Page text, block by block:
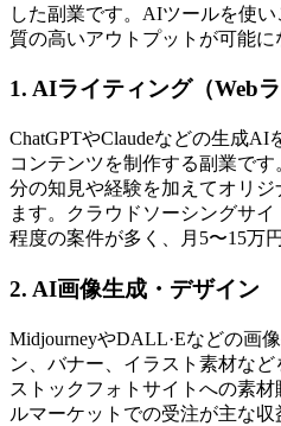
した副業です。AIツールを使
質の高いアウトプットが可能に
1. AIライティング（Webラ
ChatGPTやClaudeなどの生成AI
コンテンツを制作する副業で
分の知見や経験を加えてオリ
ます。クラウドソーシングサイ
程度の案件が多く、月5〜15万
2. AI画像生成・デザイン
MidjourneyやDALL·Eなどの画
ン、バナー、イラスト素材など
ストックフォトサイトへの素
ルマーケットでの受注が主な